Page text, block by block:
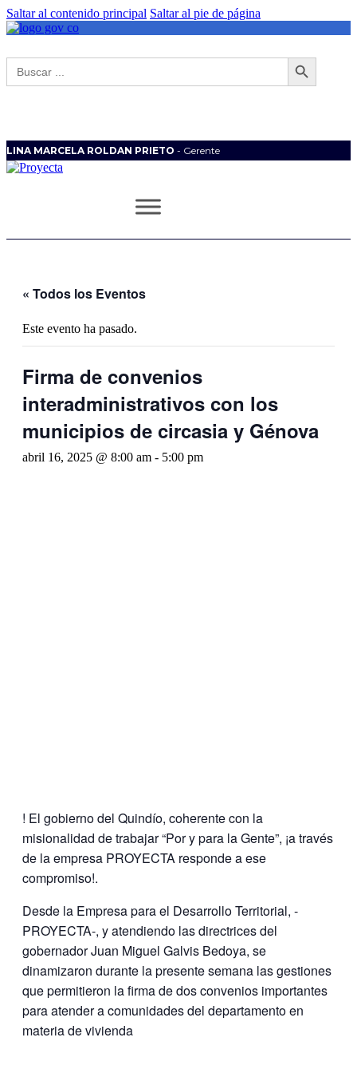
Saltar al contenido principal Saltar al pie de página
Buscar: Botón de búsqueda
LINA MARCELA ROLDAN PRIETO - Gerente
« Todos los Eventos
Este evento ha pasado.
Firma de convenios
interadministrativos con los
municipios de circasia y Génova
abril 16, 2025 @ 8:00 am - 5:00 pm
! El gobierno del Quindío, coherente con la
misionalidad de trabajar “Por y para la Gente”, ¡a través
de la empresa PROYECTA responde a ese
compromiso!.
Desde la Empresa para el Desarrollo Territorial, -
PROYECTA-, y atendiendo las directrices del
gobernador Juan Miguel Galvis Bedoya, se
dinamizaron durante la presente semana las gestiones
que permitieron la firma de dos convenios importantes
para atender a comunidades del departamento en
materia de vivienda